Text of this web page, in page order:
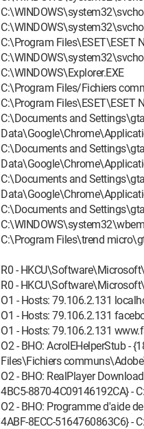
C:\Program Files\ESET\ESET
C:\WINDOWS\Explorer.EXE
C:\Program Files/Fichiers
C:\Program Files\ESET\ESET
C:\Documents and
C:\Documents and
C:\Documents and
C:\Documents and
C:\Program Files\trend
R0 -
R0 -
O1 - Hosts: 79.106.2.131
O1 - Hosts: 79.106.2.131
O1 - Hosts: 79.106.2.131
O2 - BHO: AcroIEHelperStub -
Files\Fichiers
O2 - BHO: RealPlayer
4BC5-8870-4C09146192CA} -
O2 - BHO: Programme d'aide
4ABF-8ECC-5164760863C6}